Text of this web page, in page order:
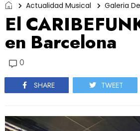
Actualidad Musical Galeria
El
en Barcelona
0
SHARE TWEET